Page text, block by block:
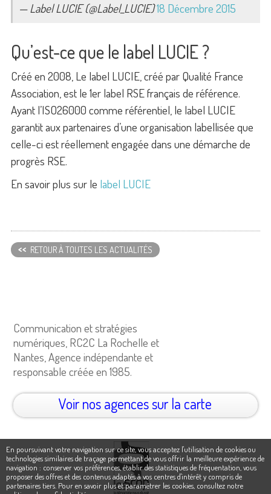
— Label LUCIE (@Label_LUCIE)18 Décembre 2015
Qu’est-ce que le label LUCIE ?
Créé en 2008, Le label LUCIE, créé par Qualité France
Association, est le 1er label RSE français de référence.
Ayant l’ISO26000 comme référentiel, le label LUCIE
garantit aux partenaires d’une organisation labellisée que
celle-ci est réellement engagée dans une démarche de
progrès RSE.
En savoir plus sur le label LUCIE
<< RETOUR À TOUTES LES ACTUALITÉS
Communication et stratégies
numériques, RC2C La Rochelle et
Nantes, Agence indépendante et
responsable créée en 1985.
Voir nos agences sur la carte
En poursuivant votre navigation sur ce site, vous acceptez l'utilisation de cookies ou
technologies similaires de traçage permettant de vous offrir la meilleure expérience de
navigation : conserver vos préférences, établir des statistiques de fréquentation, vous
proposer des offres et des contenus adaptés à vos centres d'intérêt y compris de
partenaires tiers. Pour en savoir plus et paramétrer les cookies, consultez notre